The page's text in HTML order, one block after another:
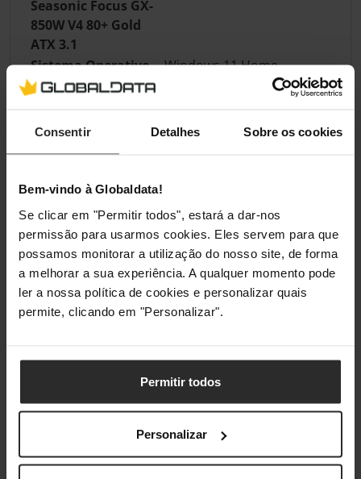
Consentir Detalhes Sobre os cookies
Bem-vindo à Globaldata!
Se clicar em "Permitir todos", estará a dar-nos
permissão para usarmos cookies. Eles servem para que
possamos monitorar a utilização do nosso site, de forma
a melhorar a sua experiência. A qualquer momento pode
ler a nossa política de cookies e personalizar quais
permite, clicando em "Personalizar".
Permitir todos
Personalizar
Seasonic Focus GX-
850W V4 80+ Gold
ATX 3.1
Sistema Operativo
Windows 11 Home
Cor
Cor Principal Preto
CPU
Série do CPU AMD Ryzen 7
Modelo do CPU AMD Ryzen 7 9800X3D
Placa Gráfica
Modelo da Placa Gráfica NVIDIA GeForce RTX 5080